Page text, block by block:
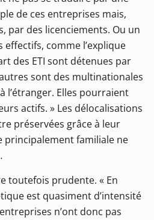
de ces entreprises mais,
par des licenciements. Ou un
comme l’explique
des ETI sont détenues par
sont des multinationales
l’étranger. Elles pourraient
actifs. » Les délocalisations
préservées grâce à leur
familiale ne
toutefois prudente. « En
est quasiment d’intensité
n’ont donc pas